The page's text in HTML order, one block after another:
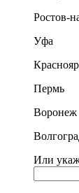
Ростов-
Уфа
Пермь
Воронеж
Или